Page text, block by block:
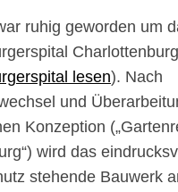
ruhig geworden um
lesen). Nach
und
Konzeption
wird das
stehende Bauwerk